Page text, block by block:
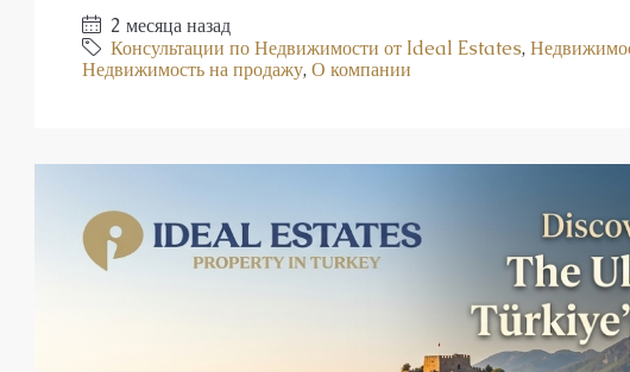
2 месяца назад
Консультации по Недвижимости от Ideal Estates,
Недвижимость на продажу, О компании